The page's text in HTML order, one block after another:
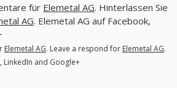
für Elemetal AG. Hinterlassen Sie
AG. Elemetal AG auf Facebook,
Elemetal AG. Leave a respond for Elemetal AG.
LinkedIn and Google+